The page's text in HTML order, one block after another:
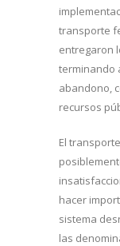
transporte
entregaron
terminando
abandono,
recursos
El
hacer
sistema
las